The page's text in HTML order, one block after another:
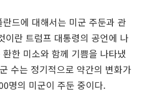
드에 대해서는 미군 주둔과 관
이란 트럼프 대통령의 공언에 나
한 미소와 함께 기쁨을 나타냈
수는 정기적으로 약간의 변화가
명의 미군이 주둔 중이다.